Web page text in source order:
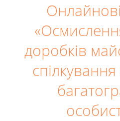
доробків